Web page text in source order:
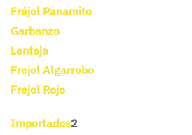
Fréjol Panamito
Garbanzo
Lenteja
Frejol Algarrobo
Frejol Rojo
Importados2